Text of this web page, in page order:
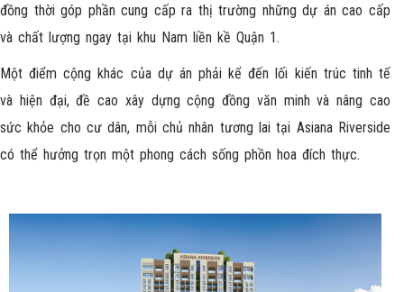
đồng thời góp phần cung cấp ra thị trường những dự án cao cấp
và chất lượng ngay tại khu Nam liền kề Quận 1.
Một điểm cộng khác của dự án phải kể đến lối kiến trúc tinh tế
và hiện đại, đề cao xây dựng cộng đồng văn minh và nâng cao
sức khỏe cho cư dân, mỗi chủ nhân tương lai tại Asiana Riverside
có thể hưởng trọn một phong cách sống phồn hoa đích thực.